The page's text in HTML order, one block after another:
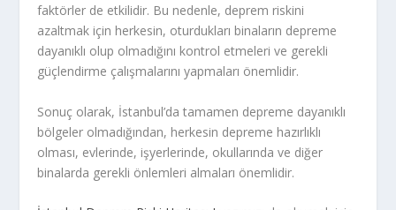
faktörler de etkilidir. Bu nedenle, deprem riskini
azaltmak için herkesin, oturdukları binaların depreme
dayanıklı olup olmadığını kontrol etmeleri ve gerekli
güçlendirme çalışmalarını yapmaları önemlidir.
Sonuç olarak, İstanbul’da tamamen depreme dayanıklı
bölgeler olmadığından, herkesin depreme hazırlıklı
olması, evlerinde, işyerlerinde, okullarında ve diğer
binalarda gerekli önlemleri almaları önemlidir.